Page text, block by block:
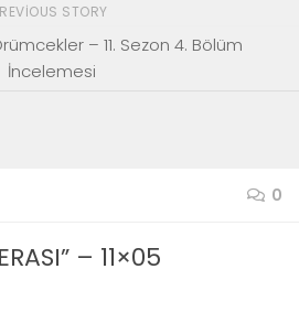
0
– 11×05
STORY
– 11. Sezon 4. Bölüm
İncelemesi